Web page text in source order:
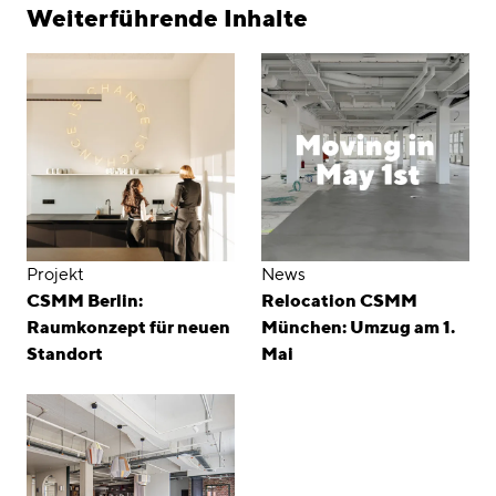
Weiterführende Inhalte
Projekt
CSMM Berlin:
Raumkonzept für neuen
Standort
News
Relocation CSMM
München: Umzug am 1.
Mai